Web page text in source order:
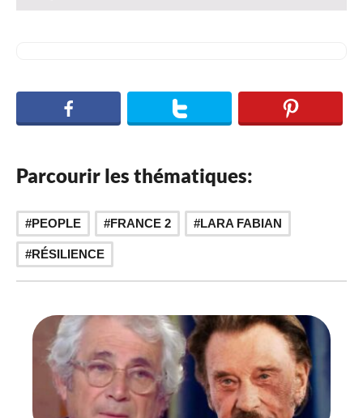
Parcourir les thématiques:
PEOPLE FRANCE 2 LARA FABIAN
RÉSILIENCE